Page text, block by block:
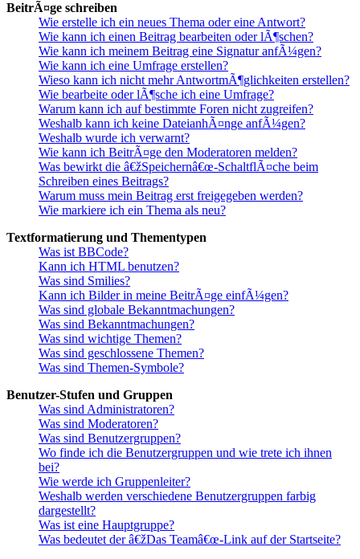
BeitrÃ¤ge schreiben
Wie erstelle ich ein neues Thema oder eine Antwort?
Wie kann ich einen Beitrag bearbeiten oder lÃ¶schen?
Wie kann ich meinem Beitrag eine Signatur anfÃ¼gen?
Wie kann ich eine Umfrage erstellen?
Wieso kann ich nicht mehr AntwortmÃ¶glichkeiten erstellen?
Wie bearbeite oder lÃ¶sche ich eine Umfrage?
Warum kann ich auf bestimmte Foren nicht zugreifen?
Weshalb kann ich keine DateianhÃ¤nge anfÃ¼gen?
Weshalb wurde ich verwarnt?
Wie kann ich BeitrÃ¤ge den Moderatoren melden?
Was bewirkt die â€žSpeichernâ€œ-SchaltflÃ¤che beim
Schreiben eines Beitrags?
Warum muss mein Beitrag erst freigegeben werden?
Wie markiere ich ein Thema als neu?
Textformatierung und Thementypen
Was ist BBCode?
Kann ich HTML benutzen?
Was sind Smilies?
Kann ich Bilder in meine BeitrÃ¤ge einfÃ¼gen?
Was sind globale Bekanntmachungen?
Was sind Bekanntmachungen?
Was sind wichtige Themen?
Was sind geschlossene Themen?
Was sind Themen-Symbole?
Benutzer-Stufen und Gruppen
Was sind Administratoren?
Was sind Moderatoren?
Was sind Benutzergruppen?
Wo finde ich die Benutzergruppen und wie trete ich ihnen
bei?
Wie werde ich Gruppenleiter?
Weshalb werden verschiedene Benutzergruppen farbig
dargestellt?
Was ist eine Hauptgruppe?
Was bedeutet der â€žDas Teamâ€œ-Link auf der Startseite?